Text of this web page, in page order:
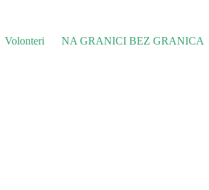
Volonteri NA GRANICI BEZ GRANICA